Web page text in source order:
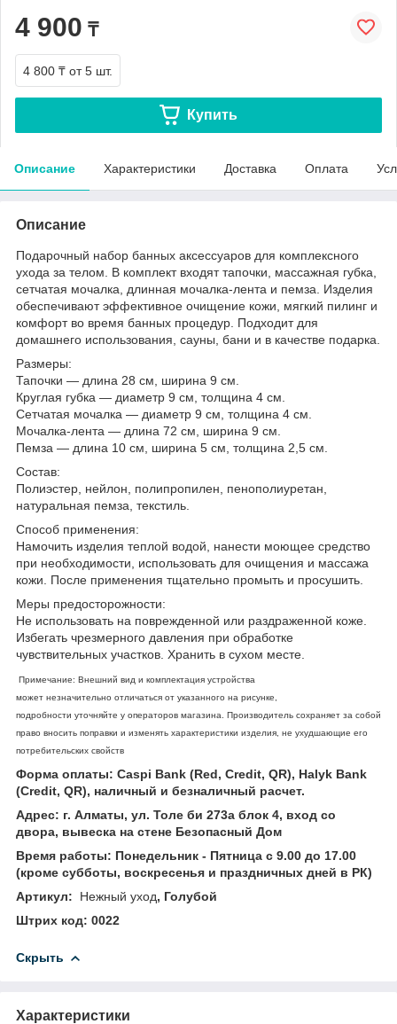
4 900 ₸
4 800 ₸ от 5 шт.
Купить
Описание Характеристики Доставка Оплата
Описание
Подарочный набор банных аксессуаров для комплексного
ухода за телом. В комплект входят тапочки, массажная губка,
сетчатая мочалка, длинная мочалка-лента и пемза. Изделия
обеспечивают эффективное очищение кожи, мягкий пилинг и
комфорт во время банных процедур. Подходит для
домашнего использования, сауны, бани и в качестве подарка.
Размеры:
Тапочки — длина 28 см, ширина 9 см.
Круглая губка — диаметр 9 см, толщина 4 см.
Сетчатая мочалка — диаметр 9 см, толщина 4 см.
Мочалка-лента — длина 72 см, ширина 9 см.
Пемза — длина 10 см, ширина 5 см, толщина 2,5 см.
Состав:
Полиэстер, нейлон, полипропилен, пенополиуретан,
натуральная пемза, текстиль.
Способ применения:
Намочить изделия теплой водой, нанести моющее средство
при необходимости, использовать для очищения и массажа
кожи. После применения тщательно промыть и просушить.
Меры предосторожности:
Не использовать на поврежденной или раздраженной коже.
Избегать чрезмерного давления при обработке
чувствительных участков. Хранить в сухом месте.
Примечание: Внешний вид и комплектация устройства
может незначительно отличаться от указанного на рисунке,
подробности уточняйте у операторов магазина. Производитель сохраняет за собой
право вносить поправки и изменять характеристики изделия, не ухудшающие его
потребительских свойств
Форма оплаты: Caspi Bank (Red, Credit, QR), Halyk Bank
(Credit, QR), наличный и безналичный расчет.
Адрес: г. Алматы, ул. Толе би 273а блок 4, вход со
двора, вывеска на стене Безопасный Дом
Время работы: Понедельник - Пятница с 9.00 до 17.00
(кроме субботы, воскресенья и праздничных дней в РК)
Артикул: Нежный уход, Голубой
Штрих код: 0022
Скрыть
Характеристики